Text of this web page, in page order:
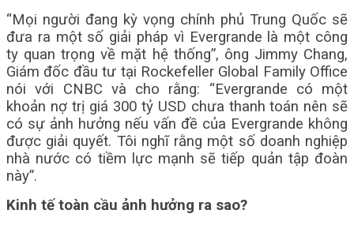
“Mọi người đang kỳ vọng chính phủ Trung Quốc sẽ
đưa ra một số giải pháp vì Evergrande là một công
ty quan trọng về mặt hệ thống”, ông Jimmy Chang,
Giám đốc đầu tư tại Rockefeller Global Family Office
nói với CNBC và cho rằng: “Evergrande có một
khoản nợ trị giá 300 tỷ USD chưa thanh toán nên sẽ
có sự ảnh hưởng nếu vấn đề của Evergrande không
được giải quyết. Tôi nghĩ rằng một số doanh nghiệp
nhà nước có tiềm lực mạnh sẽ tiếp quản tập đoàn
này”.
Kinh tế toàn cầu ảnh hưởng ra sao?